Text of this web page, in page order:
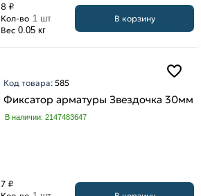
8 ₽
Кол-во 1 шт
Вес 0.05 кг
В корзину
Код товара:585
Фиксатор арматуры Звездочка 30мм
В наличии: 2147483647
7 ₽